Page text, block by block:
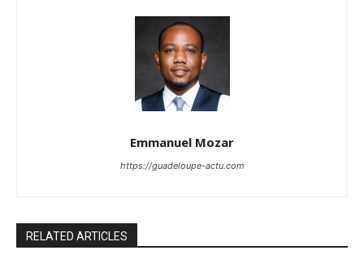
Emmanuel Mozar
https://guadeloupe-actu.com
RELATED ARTICLES